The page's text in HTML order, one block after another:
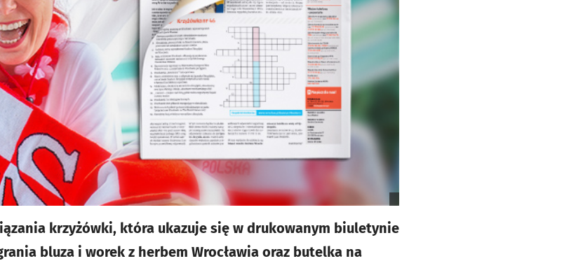
krzyżówki, która ukazuje się w drukowanym biuletynie
bluza i worek z herbem Wrocławia oraz butelka na